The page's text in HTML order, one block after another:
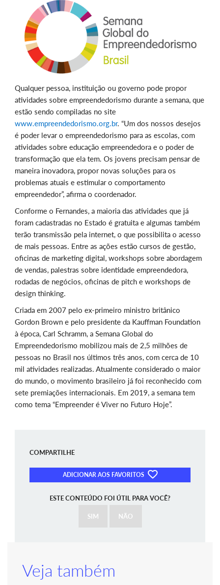
Qualquer pessoa, instituição ou governo pode propor
atividades sobre empreendedorismo durante a semana, que
estão sendo compiladas no site
www.empreendedorismo.org.br. “Um dos nossos desejos
é poder levar o empreendedorismo para as escolas, com
atividades sobre educação empreendedora e o poder de
transformação que ela tem. Os jovens precisam pensar de
maneira inovadora, propor novas soluções para os
problemas atuais e estimular o comportamento
empreendedor”, afirma o coordenador.
Conforme o Fernandes, a maioria das atividades que já
foram cadastradas no Estado é gratuita e algumas também
terão transmissão pela internet, o que possibilita o acesso
de mais pessoas. Entre as ações estão cursos de gestão,
oficinas de marketing digital, workshops sobre abordagem
de vendas, palestras sobre identidade empreendedora,
rodadas de negócios, oficinas de pitch e workshops de
design thinking.
Criada em 2007 pelo ex-primeiro ministro britânico
Gordon Brown e pelo presidente da Kauffman Foundation
à época, Carl Schramm, a Semana Global do
Empreendedorismo mobilizou mais de 2,5 milhões de
pessoas no Brasil nos últimos três anos, com cerca de 10
mil atividades realizadas. Atualmente considerado o maior
do mundo, o movimento brasileiro já foi reconhecido com
sete premiações internacionais. Em 2019, a semana tem
como tema “Empreender é Viver no Futuro Hoje”.
COMPARTILHE
ADICIONAR AOS FAVORITOS
ESTE CONTEÚDO FOI ÚTIL PARA VOCÊ?
SIM NÃO
Veja também